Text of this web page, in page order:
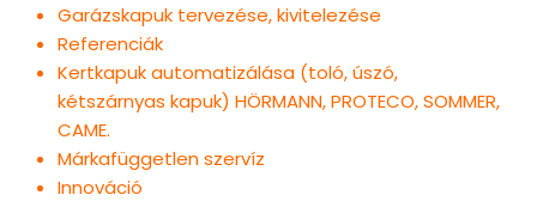
Garázskapuk tervezése, kivitelezése
Referenciák
Kertkapuk automatizálása (toló, úszó,
kétszárnyas kapuk) HÖRMANN, PROTECO, SOMMER,
CAME.
Márkafüggetlen szervíz
Innováció